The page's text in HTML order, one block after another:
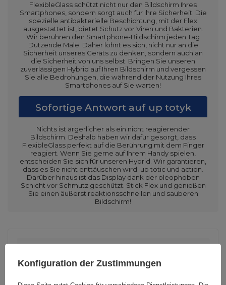
FlexibleGlass schützt nicht nur den Bildschirm Ihres
Smartphones, sondern sorgt auch für Ihre Sicherheit. Die
spezielle antibakterielle Beschichtung, mit der Flex
ausgestattet ist, bietet Schutz vor Viren und Bakterien.
Wir berühren den Smartphone-Bildschirm jeden Tag
Dutzende Male. Daher lohnt es sich, nicht nur an die
Sicherheit unseres Geräts zu denken, sondern auch an
die Sicherheit von uns selbst. Bringen Sie unseren
zuverlässigen Hybrid auf Ihren Bildschirm und vergessen
Sie alle Bedrohungen, die während der Nutzung Ihres
Smartphones auf Sie warten!
Sofortige Antwort auf up totyk
Nichts ist ärgerlicher als ein nicht reagierender
Bildschirm. Deshalb haben wir dafür gesorgt, dass
FlexibleGlass perfekt auf die Berührung mit dem Finger
reagiert. Wenn Sie gerne auf Ihrem Handy spielen,
entscheiden Sie sich für unseren Hybrid. Wir garantieren,
dass es Sie nicht enttäuschen wird. up totic und action.
Darüber hinaus ist das Display dank der oleophoben
Schicht vor Schmutz geschützt. Stick Flex und genießen
Sie einen äußerst reaktionsschnellen und sauberen
Bildschirm!
Marke 3mk Protection
Konfiguration der Zustimmungen